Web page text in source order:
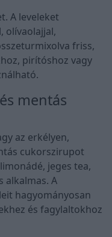
A leveleket
olívaolajjal,
friss,
pirítóshoz vagy
mentás
az erkélyen,
cukorszirupot
jeges tea,
alkalmas. A
hagyományosan
és fagylaltokhoz